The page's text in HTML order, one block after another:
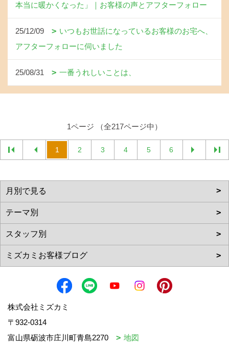
本当に暖かくなった」｜お客様の声とアフターフォロー
25/12/09
いつもお世話になっているお客様のお宅へ、
アフターフォローに伺いました
25/08/31 一番うれしいことは、
1ページ （全217ページ中）
1 2 3 4 5 6
株式会社ミズカミ
〒932-0314
富山県砺波市庄川町青島2270
地図